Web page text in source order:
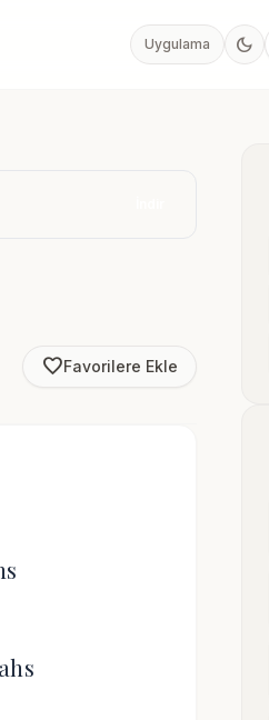
Uygulama dark_mode
favorite_borderFavorilere Ekle